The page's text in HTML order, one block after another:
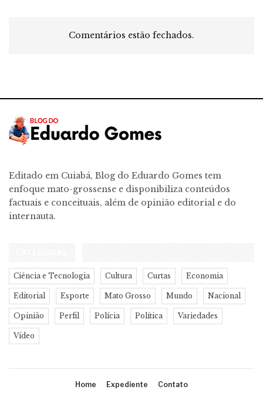
Comentários estão fechados.
Editado em Cuiabá, Blog do Eduardo Gomes tem
enfoque mato-grossense e disponibiliza conteúdos
factuais e conceituais, além de opinião editorial e do
internauta.
CATEGORIAS
Ciência e Tecnologia Cultura Curtas Economia
Editorial Esporte Mato Grosso Mundo Nacional
Opinião Perfil Polícia Política Variedades
Vídeo
Home Expediente Contato